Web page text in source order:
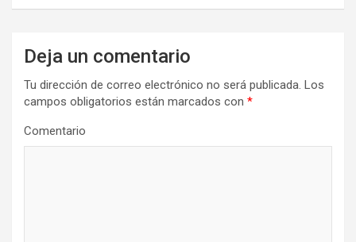
Deja un comentario
Tu dirección de correo electrónico no será publicada. Los
campos obligatorios están marcados con *
Comentario